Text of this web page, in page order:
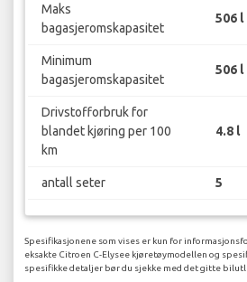
Maks
bagasjeromskapasitet
506 l
Minimum
bagasjeromskapasitet
506 l
Drivstofforbruk for
blandet kjøring per 100
km
4.8 l
antall seter 5
Spesifikasjonene som vises er kun for
eksakte Citroen C-Elysee kjøretøymodellen og
spesifikke detaljer bør du sjekke med det gitte